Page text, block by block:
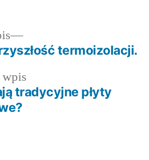
tą
wpis:
tradycyjne płyty
Następny
wpis:
termoizolacji.